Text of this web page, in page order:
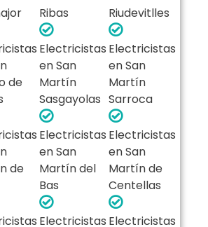
Ribas
Riudevitlles
de
Electricistas
en San
Martín
Sasgayolas
Electricistas
en San
Martín
Sarroca
de
Electricistas
en San
Martín del
Bas
Electricistas
en San
Martín de
Centellas
Electricistas Electricistas